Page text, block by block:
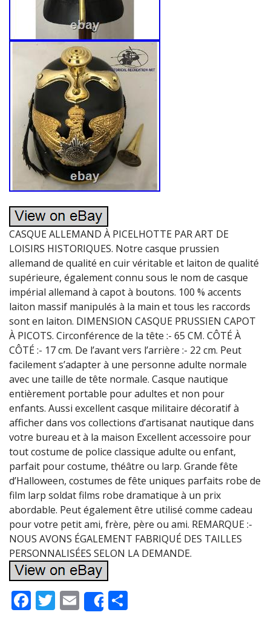
CASQUE ALLEMAND À PICELHOTTE PAR ART DE
LOISIRS HISTORIQUES. Notre casque prussien
allemand de qualité en cuir véritable et laiton de qualité
supérieure, également connu sous le nom de casque
impérial allemand à capot à boutons. 100 % accents
laiton massif manipulés à la main et tous les raccords
sont en laiton. DIMENSION CASQUE PRUSSIEN CAPOT
À PICOTS. Circonférence de la tête :- 65 CM. CÔTÉ À
CÔTÉ :- 17 cm. De l’avant vers l’arrière :- 22 cm. Peut
facilement s’adapter à une personne adulte normale
avec une taille de tête normale. Casque nautique
entièrement portable pour adultes et non pour
enfants. Aussi excellent casque militaire décoratif à
afficher dans vos collections d’artisanat nautique dans
votre bureau et à la maison Excellent accessoire pour
tout costume de police classique adulte ou enfant,
parfait pour costume, théâtre ou larp. Grande fête
d’Halloween, costumes de fête uniques parfaits robe de
film larp soldat films robe dramatique à un prix
abordable. Peut également être utilisé comme cadeau
pour votre petit ami, frère, père ou ami. REMARQUE :-
NOUS AVONS ÉGALEMENT FABRIQUÉ DES TAILLES
PERSONNALISÉES SELON LA DEMANDE.
F T E Share